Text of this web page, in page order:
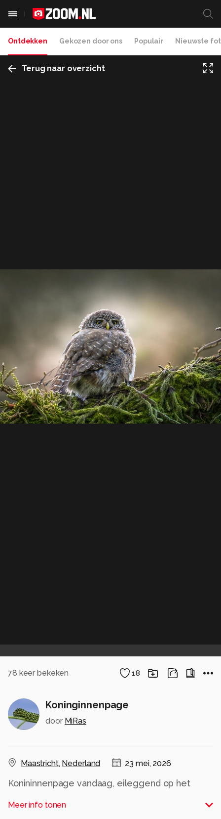
Ontdekken Gekozen door ons Populair Nieuwste
Terug naar overzicht
78 keer bekeken 18
Koninginnenpage
door MiRas
Maastricht, Nederland 23 mei, 2026
Konininnenpage vandaag, eileggend op het
Meer info tonen